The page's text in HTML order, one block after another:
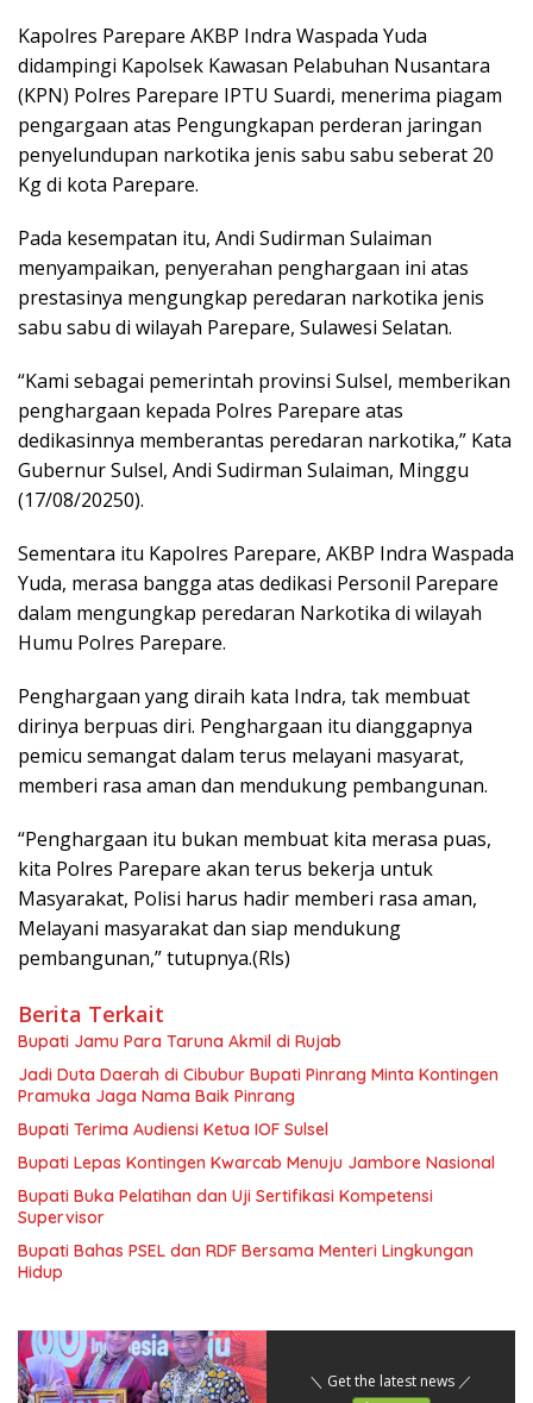
Kapolres Parepare AKBP Indra Waspada Yuda
didampingi Kapolsek Kawasan Pelabuhan Nusantara
(KPN) Polres Parepare IPTU Suardi, menerima piagam
pengargaan atas Pengungkapan perderan jaringan
penyelundupan narkotika jenis sabu sabu seberat 20
Kg di kota Parepare.
Pada kesempatan itu, Andi Sudirman Sulaiman
menyampaikan, penyerahan penghargaan ini atas
prestasinya mengungkap peredaran narkotika jenis
sabu sabu di wilayah Parepare, Sulawesi Selatan.
“Kami sebagai pemerintah provinsi Sulsel, memberikan
penghargaan kepada Polres Parepare atas
dedikasinnya memberantas peredaran narkotika,” Kata
Gubernur Sulsel, Andi Sudirman Sulaiman, Minggu
(17/08/20250).
Sementara itu Kapolres Parepare, AKBP Indra Waspada
Yuda, merasa bangga atas dedikasi Personil Parepare
dalam mengungkap peredaran Narkotika di wilayah
Humu Polres Parepare.
Penghargaan yang diraih kata Indra, tak membuat
dirinya berpuas diri. Penghargaan itu dianggapnya
pemicu semangat dalam terus melayani masyarat,
memberi rasa aman dan mendukung pembangunan.
“Penghargaan itu bukan membuat kita merasa puas,
kita Polres Parepare akan terus bekerja untuk
Masyarakat, Polisi harus hadir memberi rasa aman,
Melayani masyarakat dan siap mendukung
pembangunan,” tutupnya.(Rls)
Berita Terkait
Bupati Jamu Para Taruna Akmil di Rujab
Jadi Duta Daerah di Cibubur Bupati Pinrang Minta Kontingen
Pramuka Jaga Nama Baik Pinrang
Bupati Terima Audiensi Ketua IOF Sulsel
Bupati Lepas Kontingen Kwarcab Menuju Jambore Nasional
Bupati Buka Pelatihan dan Uji Sertifikasi Kompetensi
Supervisor
Bupati Bahas PSEL dan RDF Bersama Menteri Lingkungan
Hidup
＼ Get the latest news ／